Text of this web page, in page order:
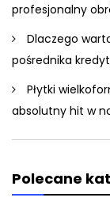
profesjonalny
Dlaczego
pośrednika
Płytki
absolutny hit w
Polecane